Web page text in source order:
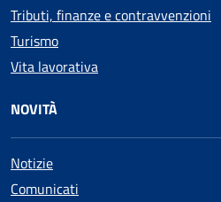
Tributi, finanze e contravvenzioni
Turismo
Vita lavorativa
NOVITÀ
Notizie
Comunicati